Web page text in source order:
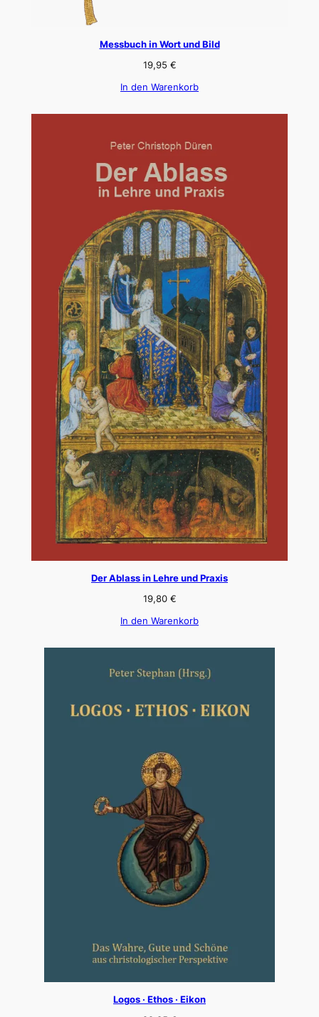
Messbuch in Wort und Bild
19,95 €
In den Warenkorb
Der Ablass in Lehre und Praxis
19,80 €
In den Warenkorb
Logos · Ethos · Eikon